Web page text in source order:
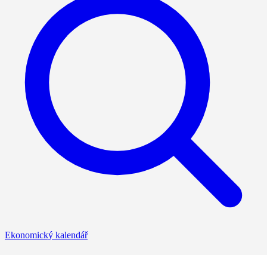
Ekonomický kalendář